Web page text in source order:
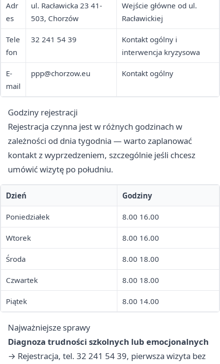
Adr
es
ul. Racławicka 23 41-
503, Chorzów
Wejście główne od ul.
Racławickiej
Tele
fon
32 241 54 39
Kontakt ogólny i
interwencja kryzysowa
E-
mail
ppp@chorzow.eu Kontakt ogólny
Godziny rejestracji
Rejestracja czynna jest w różnych godzinach w
zależności od dnia tygodnia — warto zaplanować
kontakt z wyprzedzeniem, szczególnie jeśli chcesz
umówić wizytę po południu.
Dzień Godziny
Poniedziałek 8.00 16.00
Wtorek 8.00 16.00
Środa 8.00 18.00
Czwartek 8.00 18.00
Piątek 8.00 14.00
Najważniejsze sprawy
Diagnoza trudności szkolnych lub emocjonalnych
→ Rejestracja, tel. 32 241 54 39, pierwsza wizyta bez